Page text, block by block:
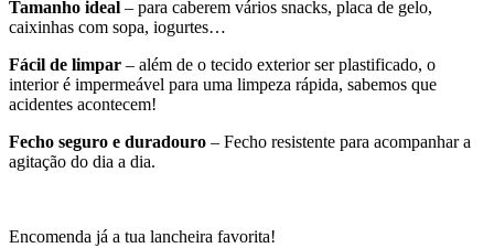
Tamanho ideal – para caberem vários snacks, placa de gelo,
caixinhas com sopa, iogurtes…
Fácil de limpar – além de o tecido exterior ser plastificado, o
interior é impermeável para uma limpeza rápida, sabemos que
acidentes acontecem!
Fecho seguro e duradouro – Fecho resistente para acompanhar a
agitação do dia a dia.
Encomenda já a tua lancheira favorita!